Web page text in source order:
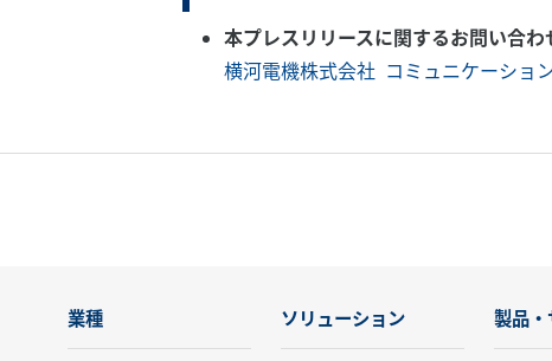
本プレスリリースに関するお問い合わ
横河電機株式会社 コミュニケーショ
業種 ソリューション 製品・